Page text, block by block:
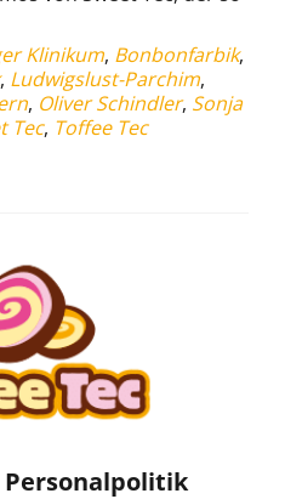
Klinikum, Bonbonfarbik,
, Ludwigslust-Parchim,
, Oliver Schindler, Sonja
Tec, Toffee Tec